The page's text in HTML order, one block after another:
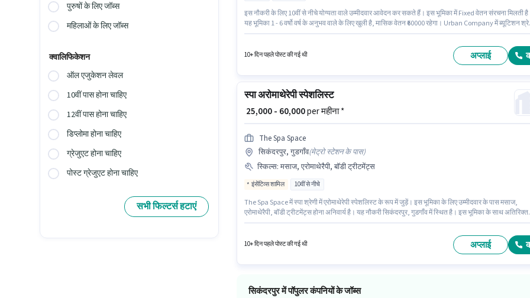
पुरुषों के लिए जॉब्स
महिलाओं के लिए जॉब्स
क्वालिफिकेशन
ऑल एजुकेशन लेवल
10वीं पास होना चाहिए
12वीं पास होना चाहिए
डिप्लोमा होना चाहिए
ग्रेजुएट होना चाहिए
पोस्ट ग्रेजुएट होना चाहिए
सभी फिल्टर्स हटाएं
इस नौकरी के लिए 10वीं से नीचे योग्यता वाले उम्मीदवार आवेदन कर सकते हैं। इस भूमिका में Fixed वेतन संरचना मिलती
यह भूमिका 1 - 6 वर्षो वर्ष के अनुभव वाले के लिए खुली है, मासिक वेतन ₹60000 रहेगा। Urban Company में ब्यूटिशन
10+ दिन पहले पोस्ट की गई थी अप्लाई
स्पा अरोमाथेरेपी स्पेशलिस्ट
₹ 25,000 - 60,000per महीना *
The Spa Space
सिकंदरपुर, गुडगाँव(मेट्रो स्टेशन के पास)
स्किल्स: मसाज, एरोमाथेरैपी, बॉडी ट्रीटमेंट्स
इंसेंटिव्स शामिल 10वीं से नीचे
The Spa Space में स्पा श्रेणी में एरोमाथेरेपी स्पेशलिस्ट के रूप में जुड़ें। इस भूमिका के लिए उम्मीदवार के पास मसाज,
एरोमाथेरैपी, बॉडी ट्रीटमेंट्स होना अनिवार्य है। यह नौकरी सिकंदरपुर, गुडगाँव में स्थित है। इस भूमिका के साथ अतिरिक्त
10+ दिन पहले पोस्ट की गई थी अप्लाई
सिकंदरपुर में पॉपुलर कंपनियों के जॉब्स